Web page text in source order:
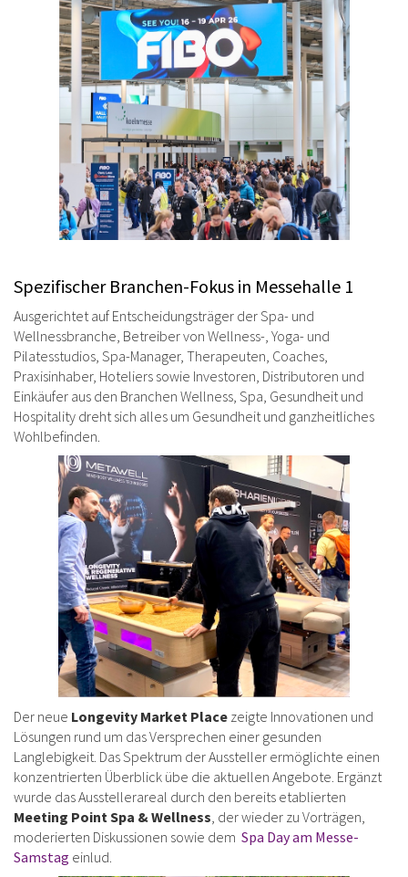
Spezifischer Branchen-Fokus in Messehalle 1
Ausgerichtet auf Entscheidungsträger der Spa- und
Wellnessbranche, Betreiber von Wellness-, Yoga- und
Pilatesstudios, Spa-Manager, Therapeuten, Coaches,
Praxisinhaber, Hoteliers sowie Investoren, Distributoren und
Einkäufer aus den Branchen Wellness, Spa, Gesundheit und
Hospitality dreht sich alles um Gesundheit und ganzheitliches
Wohlbefinden.
Der neue Longevity Market Place zeigte Innovationen und
Lösungen rund um das Versprechen einer gesunden
Langlebigkeit. Das Spektrum der Aussteller ermöglichte einen
konzentrierten Überblick übe die aktuellen Angebote. Ergänzt
wurde das Ausstellerareal durch den bereits etablierten
Meeting Point Spa & Wellness, der wieder zu Vorträgen,
moderierten Diskussionen sowie dem Spa Day am Messe-
Samstag einlud.